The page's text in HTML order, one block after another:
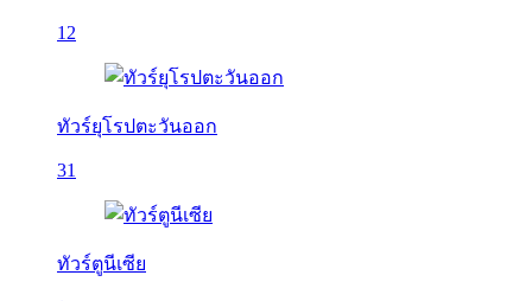
12
ทัวร์ยุโรปตะวันออก
31
ทัวร์ตูนีเซีย